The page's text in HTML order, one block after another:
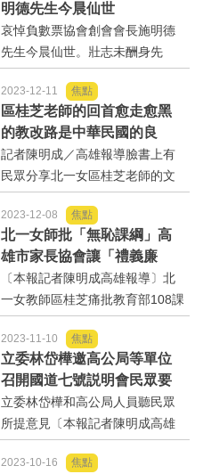
明德先生今晨仙世
哀悼負數票協會創會會長施明德
先生今晨仙世。壯志未酬身先
死，長使英雄淚滿襟！一生致力
台灣民主人權奮鬥！矢志推動朝
野和解與台海和平！心中永遠浪
漫！卻永遠堅持理念！-施明德先
生！感謝施明德先生...
2023-12-11 焦點
區桂芝老師的回首愈走愈黑
的教改路是中華民國的良
心！文人風骨
記者陳明成／高雄報導臉書上有
民眾分享北一女區桂芝老師的文
章！回首愈走愈黑的教改路，認
為這是中華民國的良心！文人風
骨！回首20多年的教改，始終在
去中國化的幽靈原則指導下，讓
各級學校、老師、學生...
2023-12-08 焦點
北一女師批「無恥課綱」高
雄市家長協會讓「禮義廉
恥」回歸校園推品格教育部
卻說沒有廢止禮義廉恥
〔本報記者陳明成高雄報導〕北
一女教師區桂芝痛批教育部108課
綱去中化是「無恥課綱」！五分
鐘講述影片在網路上爆紅，在海
內外華人圈瘋傳，其言論引發議
論，教育部也回應，108課綱沒有
廢除禮義廉恥也未廢棄文言...
2023-11-10 焦點
立委林岱樺邀高公局等單位
召開國道七號説明會民眾要
求依原計畫路線興建
立委林岱樺和高公局人員聽民眾
所提意見〔本報記者陳明成高雄
報導〕交通部高速公路局計畫在2
026年動工興建國道7號高雄路
2023-10-16 焦點